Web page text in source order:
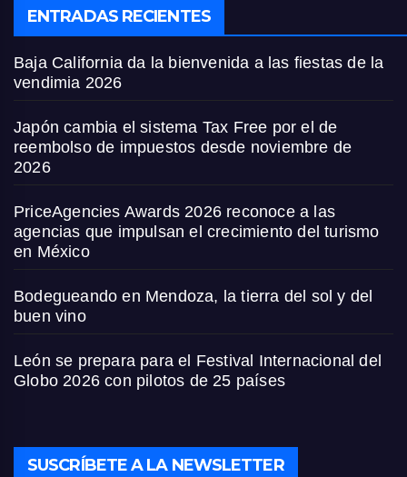
ENTRADAS RECIENTES
Baja California da la bienvenida a las fiestas de la
vendimia 2026
Japón cambia el sistema Tax Free por el de
reembolso de impuestos desde noviembre de
2026
PriceAgencies Awards 2026 reconoce a las
agencias que impulsan el crecimiento del turismo
en México
Bodegueando en Mendoza, la tierra del sol y del
buen vino
León se prepara para el Festival Internacional del
Globo 2026 con pilotos de 25 países
SUSCRÍBETE A LA NEWSLETTER